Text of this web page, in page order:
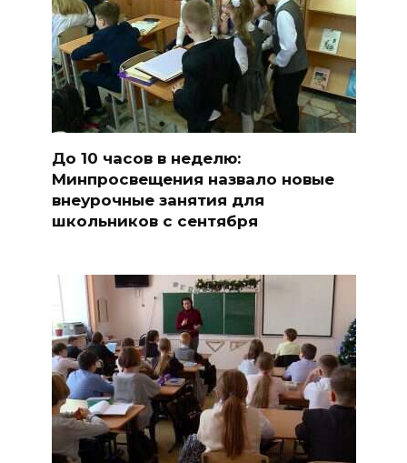
До 10 часов в неделю:
Минпросвещения назвало новые
внеурочные занятия для
школьников с сентября